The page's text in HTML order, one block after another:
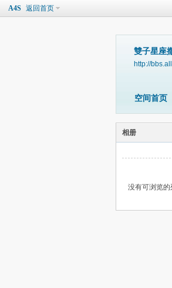
A4S 返回首页
雙子星座
http://
空间首页
相册
没有可浏览的